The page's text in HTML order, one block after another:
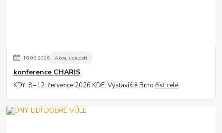
16.06.2026 Akce, události
konference CHARIS
KDY: 8.–12. července 2026 KDE: Výstaviště Brnočíst celé